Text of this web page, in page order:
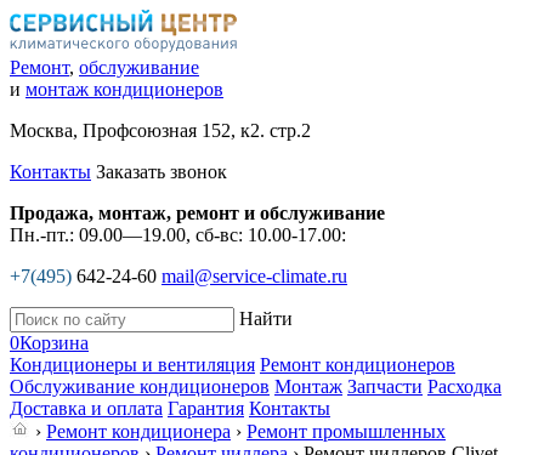
Ремонт, обслуживание
и монтаж кондиционеров
Москва, Профсоюзная 152, к2. стр.2
Контакты Заказать звонок
Продажа, монтаж, ремонт и обслуживание
Пн.-пт.: 09.00—19.00, сб-вс: 10.00-17.00:
+7(495) 642-24-60 mail@service-climate.ru
Найти
0Корзина
Кондиционеры и вентиляция Ремонт кондиционеров
Обслуживание кондиционеров Монтаж Запчасти Расходка
Доставка и оплата Гарантия Контакты
› Ремонт кондиционера › Ремонт промышленных